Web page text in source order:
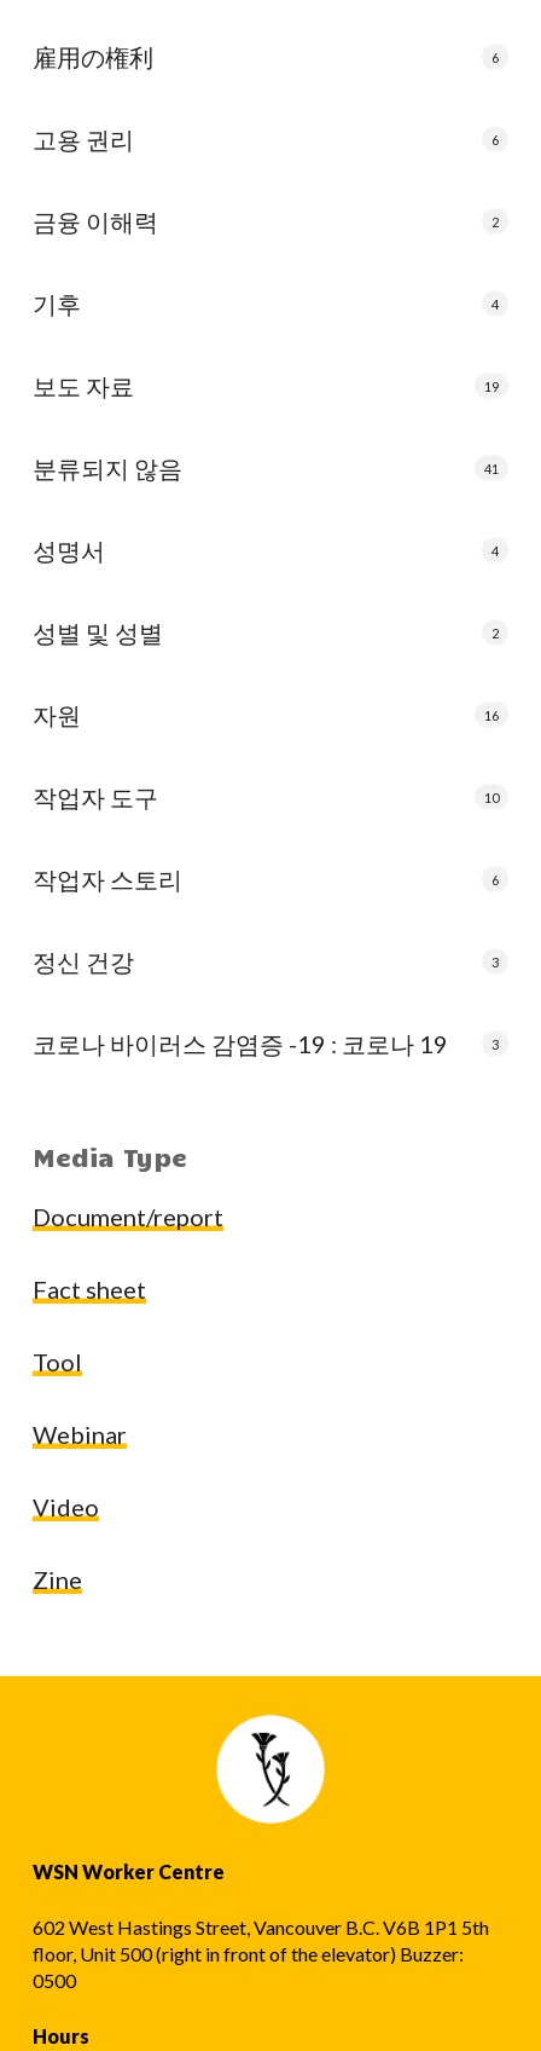
雇用の権利 6
고용 권리 6
금융 이해력 2
기후 4
보도 자료 19
분류되지 않음 41
성명서 4
성별 및 성별 2
자원 16
작업자 도구 10
작업자 스토리 6
정신 건강 3
코로나 바이러스 감염증 -19 : 코로나 19 3
Media Type
Document/report
Fact sheet
Tool
Webinar
Video
Zine
WSN Worker Centre
602 West Hastings Street, Vancouver B.C. V6B 1P1 5th
floor, Unit 500 (right in front of the elevator) Buzzer:
0500
Hours